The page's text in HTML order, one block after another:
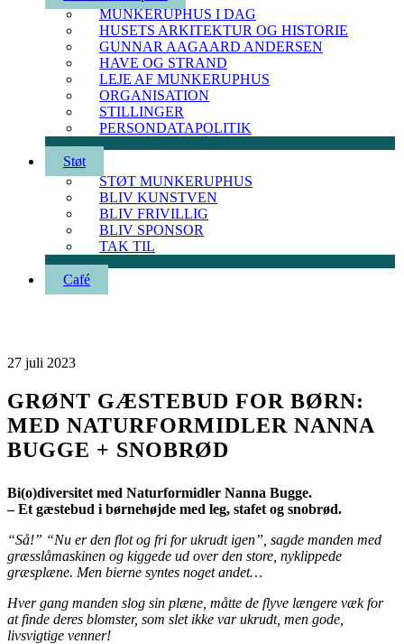
MUNKERUPHUS I DAG
HUSETS ARKITEKTUR OG HISTORIE
GUNNAR AAGAARD ANDERSEN
HAVE OG STRAND
LEJE AF MUNKERUPHUS
ORGANISATION
STILLINGER
PERSONDATAPOLITIK
Støt
STØT MUNKERUPHUS
BLIV KUNSTVEN
BLIV FRIVILLIG
BLIV SPONSOR
TAK TIL
Café
27 juli 2023
GRØNT GÆSTEBUD FOR BØRN:
MED NATURFORMIDLER NANNA
BUGGE + SNOBRØD
Bi(o)diversitet med Naturformidler Nanna Bugge.
– Et gæstebud i børnehøjde med leg, stafet og snobrød.
“Så!” “Nu er den flot og fri for ukrudt igen”, sagde manden med
græsslåmaskinen og kiggede ud over den store, nyklippede
græsplæne. Men bierne syntes noget andet…
Hver gang manden slog sin plæne, måtte de flyve længere væk for
at finde deres blomster, som slet ikke var ukrudt, men gode,
livsvigtige venner!